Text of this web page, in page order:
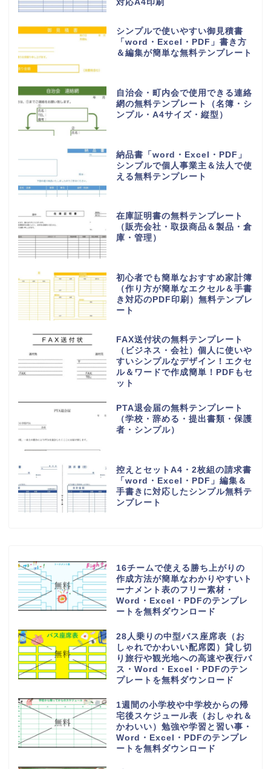
対応A4印刷
シンプルで使いやすい御見積書
「word・Excel・PDF」書き方
＆編集が簡単な無料テンプレート
自治会・町内会で使用できる連絡
網の無料テンプレート（名簿・シ
ンプル・A4サイズ・縦型）
納品書「word・Excel・PDF」
シンプルで個人事業主＆法人で使
える無料テンプレート
在庫証明書の無料テンプレート
（販売会社・取扱商品＆製品・倉
庫・管理）
初心者でも簡単なおすすめ家計簿
（作り方が簡単なエクセル＆手書
き対応のPDF印刷）無料テンプレ
ート
FAX送付状の無料テンプレート
（ビジネス・会社）個人に使いや
すいシンプルなデザイン！エクセ
ル＆ワードで作成簡単！PDFもセ
ット
PTA退会届の無料テンプレート
（学校・辞める・提出書類・保護
者・シンプル）
控えとセットA4・2枚組の請求書
「word・Excel・PDF」編集＆
手書きに対応したシンプル無料テ
ンプレート
16チームで使える勝ち上がりの
作成方法が簡単なわかりやすいト
ーナメント表のフリー素材・
Word・Excel・PDFのテンプレ
ートを無料ダウンロード
28人乗りの中型バス座席表（お
しゃれでかわいい配席図）貸し切
り旅行や観光地への高速や夜行バ
ス・Word・Excel・PDFのテン
プレートを無料ダウンロード
1週間の小学校や中学校からの帰
宅後スケジュール表（おしゃれ＆
かわいい）勉強や学習と習い事・
Word・Excel・PDFのテンプレ
ートを無料ダウンロード